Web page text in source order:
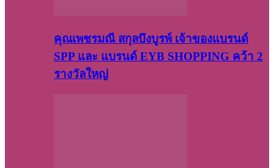
คุณเพชรมณี สกุลบึงบูรพ์ เจ้าของแบรนด์
SPP และ แบรนด์ EYB SHOPPING คว้า 2
รางวัลใหญ่